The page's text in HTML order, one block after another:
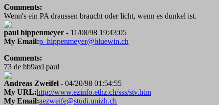
Comments:
Wenn's ein PA draussen braucht oder licht, wenn es dunkel ist.
paul hippenmeyer - 11/08/98 19:43:05
My Email:p_hippenmeyer@bluewin.ch
Comments:
73 de hb9axl paul
Andreas Zweifel - 04/20/98 01:54:55
My URL:http://www.ezinfo.ethz.ch/sss/stv.htm
My Email:aezweife@studi.unizh.ch